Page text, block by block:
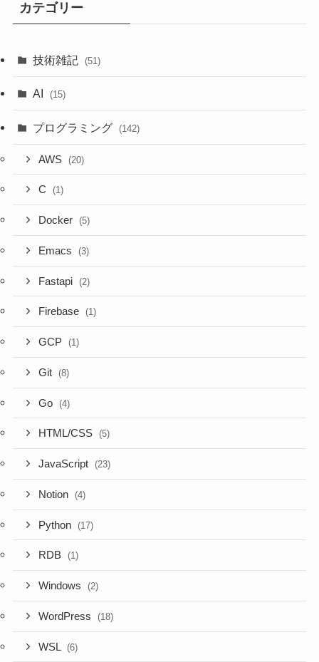
カテゴリー
技術雑記 (51)
AI (15)
プログラミング (142)
AWS (20)
C (1)
Docker (5)
Emacs (3)
Fastapi (2)
Firebase (1)
GCP (1)
Git (8)
Go (4)
HTML/CSS (5)
JavaScript (23)
Notion (4)
Python (17)
RDB (1)
Windows (2)
WordPress (18)
WSL (6)